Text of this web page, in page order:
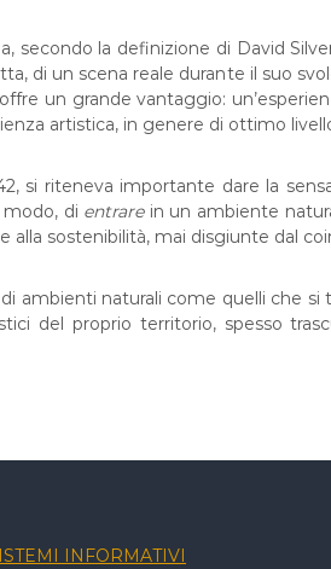
secondo la definizione di David
di un scena reale durante il suo
un grande vantaggio:
artistica, in genere di ottimo
si riteneva importante dare la
di entrarein un ambiente
alla sostenibilità, mai disgiunte dal
ambienti naturali come quelli che
del proprio territorio, spesso
INFORMATIVI